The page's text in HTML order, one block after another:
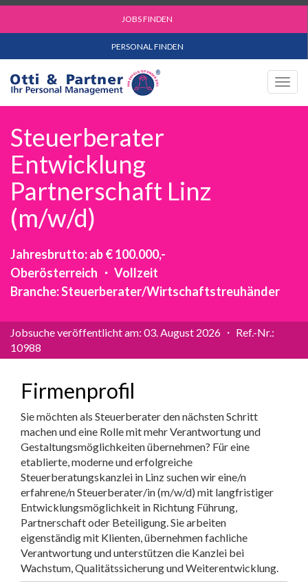
JOBS FINDEN
PERSONAL FINDEN
Steuerberater
Entwicklung
Partnerschaft Linz
(m/w/d)
Jahresbrutto: ab € 100.000,-
Oberösterreich ・ Vollzeit
Branche: Steuerberater/Wirtschaftstreuhänder
Jobsuche veröffentlicht am: 03. August 2026 ・ Ref.-Nr.:
10988
Firmenprofil
Sie möchten als Steuerberater den nächsten Schritt
machen und eine Rolle mit mehr Verantwortung und
Gestaltungsmöglichkeiten übernehmen? Für eine
etablierte, moderne und erfolgreiche
Steuerberatungskanzlei in Linz suchen wir eine/n
erfahrene/n Steuerberater/in (m/w/d) mit langfristiger
Entwicklungsmöglichkeit in Richtung Führung,
Partnerschaft oder Beteiligung. Sie arbeiten
eigenständig mit Klienten, übernehmen fachliche
Verantwortung und unterstützen die Kanzlei bei
Wachstum, Qualitätssicherung und Weiterentwicklung.